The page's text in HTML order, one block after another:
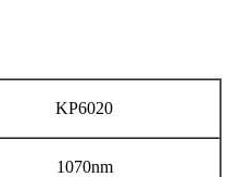
KP6020
1070nm